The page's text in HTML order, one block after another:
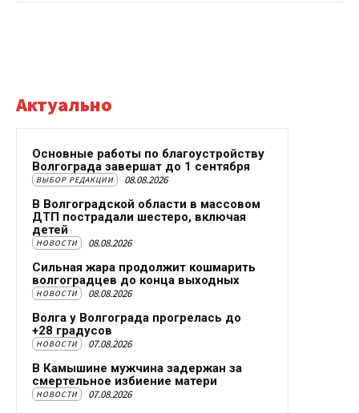
Актуально
Основные работы по благоустройству
Волгограда завершат до 1 сентября
ВЫБОР РЕДАКЦИИ 08.08.2026
В Волгоградской области в массовом
ДТП пострадали шестеро, включая
детей
НОВОСТИ 08.08.2026
Сильная жара продолжит кошмарить
волгоградцев до конца выходных
НОВОСТИ 08.08.2026
Волга у Волгограда прогрелась до
+28 градусов
НОВОСТИ 07.08.2026
В Камышине мужчина задержан за
смертельное избиение матери
НОВОСТИ 07.08.2026